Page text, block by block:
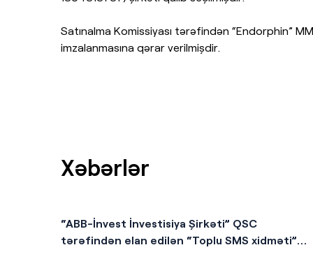
Satınalma Komissiyası tərəfindən “Endorphin”
imzalanmasına qərar verilmişdir.
Xəbərlər
“ABB-İnvest İnvestisiya Şirkəti” QSC
tərəfindən elan edilən “Toplu SMS xidməti”